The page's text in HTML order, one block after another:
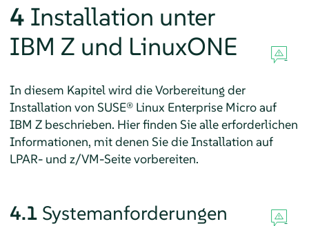
4 Installation unter
IBM Z und LinuxONE
In diesem Kapitel wird die Vorbereitung der
Installation von SUSE® Linux Enterprise Microauf
IBM Z beschrieben. Hier finden Sie alle erforderlichen
Informationen, mit denen Sie die Installation auf
LPAR- und z/VM-Seite vorbereiten.
4.1 Systemanforderungen